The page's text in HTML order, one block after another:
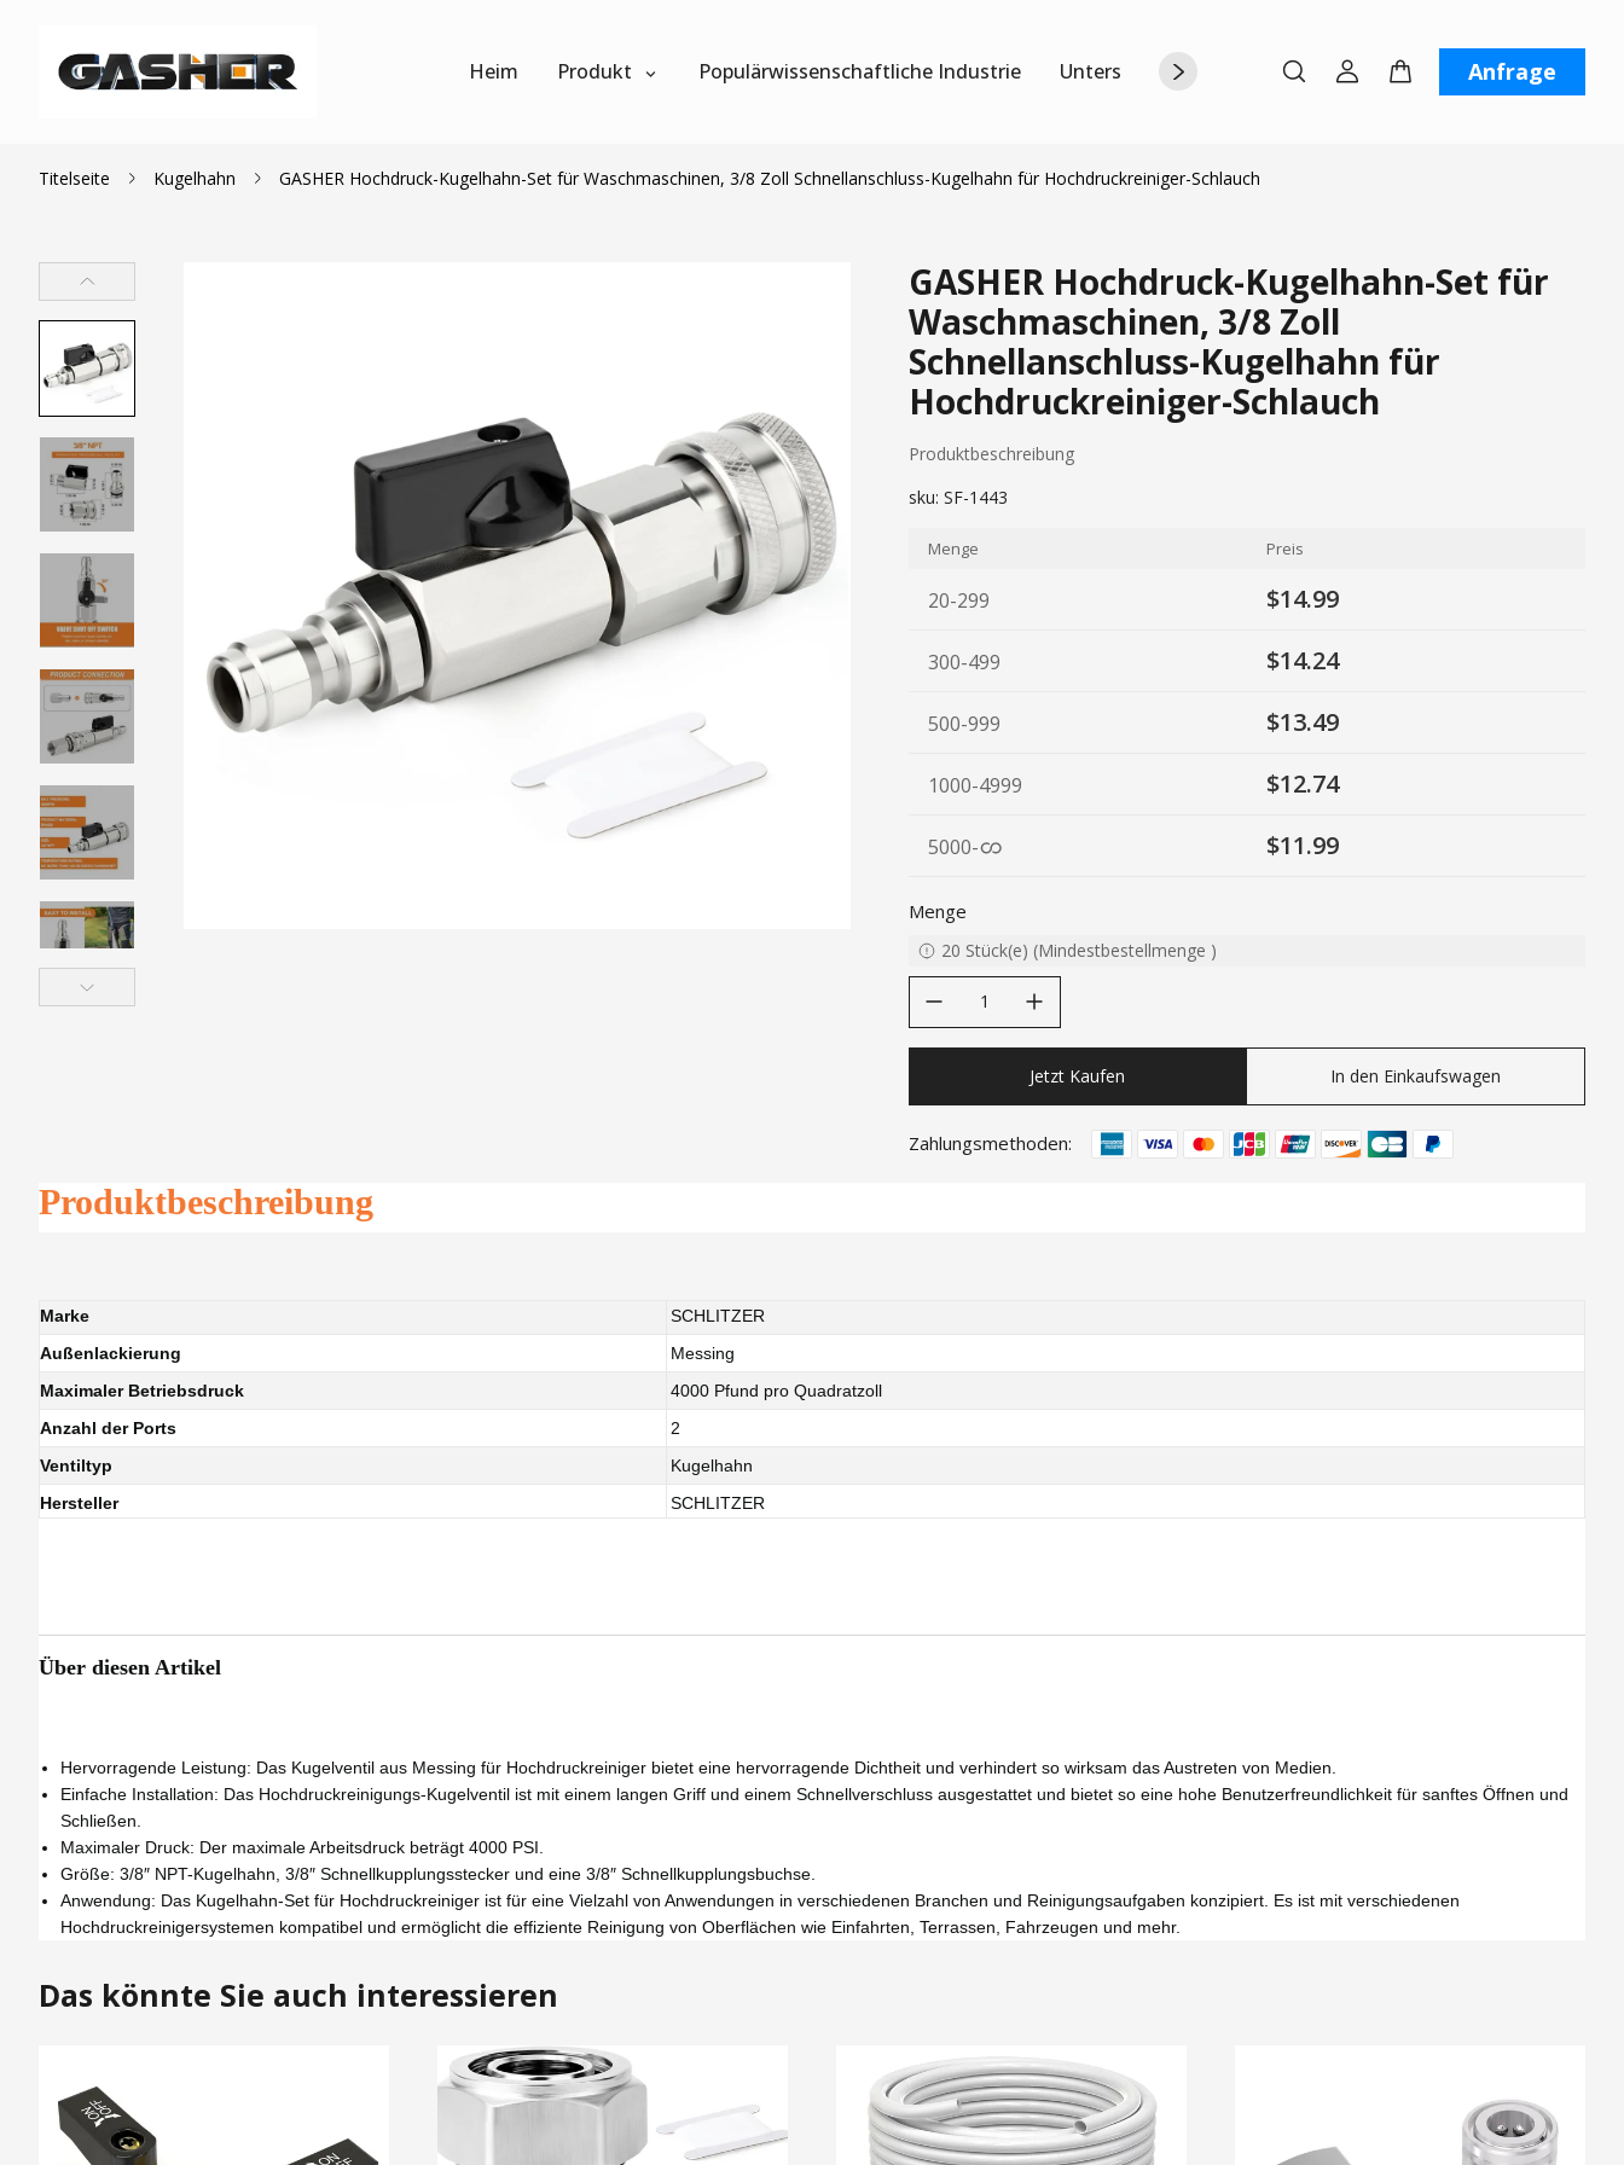
Heim Produkt Populärwissenschaftliche Industrie Unterstützung Über uns Kontaktiere unsAnfrage
Titelseite Kugelhahn GASHER Hochdruck-Kugelhahn-Set für Waschmaschinen, 3/8 Zoll Schnellanschluss-Kugelhahn für Hochdruckreiniger-Schlauch
GASHER Hochdruck-Kugelhahn-Set für
Waschmaschinen, 3/8 Zoll
Schnellanschluss-Kugelhahn für
Hochdruckreiniger-Schlauch
Produktbeschreibung
sku: SF-1443
Menge Preis
20-299 $14.99
300-499 $14.24
500-999 $13.49
1000-4999 $12.74
5000- $11.99
Menge
20 Stück(e) (Mindestbestellmenge )
Jetzt Kaufen In den Einkaufswagen
Zahlungsmethoden:
Produktbeschreibung
Marke
SCHLITZER
Außenlackierung
Messing
Maximaler Betriebsdruck
4000 Pfund pro Quadratzoll
Anzahl der Ports
2
Ventiltyp
Kugelhahn
Hersteller
SCHLITZER
Über diesen Artikel
Hervorragende Leistung: Das Kugelventil aus Messing für Hochdruckreiniger bietet eine hervorragende Dichtheit und verhindert so wirksam das Austreten von Medien.
Einfache Installation: Das Hochdruckreinigungs-Kugelventil ist mit einem langen Griff und einem Schnellverschluss ausgestattet und bietet so eine hohe Benutzerfreundlichkeit für sanftes Öffnen und
Schließen.
Maximaler Druck: Der maximale Arbeitsdruck beträgt 4000 PSI.
Größe: 3/8″ NPT-Kugelhahn, 3/8″ Schnellkupplungsstecker und eine 3/8″ Schnellkupplungsbuchse.
Anwendung: Das Kugelhahn-Set für Hochdruckreiniger ist für eine Vielzahl von Anwendungen in verschiedenen Branchen und Reinigungsaufgaben konzipiert. Es ist mit verschiedenen
Hochdruckreinigersystemen kompatibel und ermöglicht die effiziente Reinigung von Oberflächen wie Einfahrten, Terrassen, Fahrzeugen und mehr.
Das könnte Sie auch interessieren